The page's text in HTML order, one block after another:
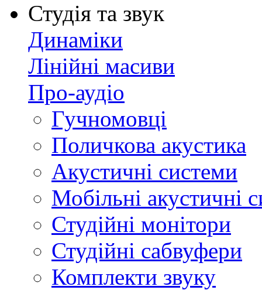
Студія та звук
Динаміки
Лінійні масиви
Про-аудіо
Гучномовці
Поличкова акустика
Акустичні системи
Мобільні акустичні
Студійні монітори
Студійні сабвуфери
Комплекти звуку